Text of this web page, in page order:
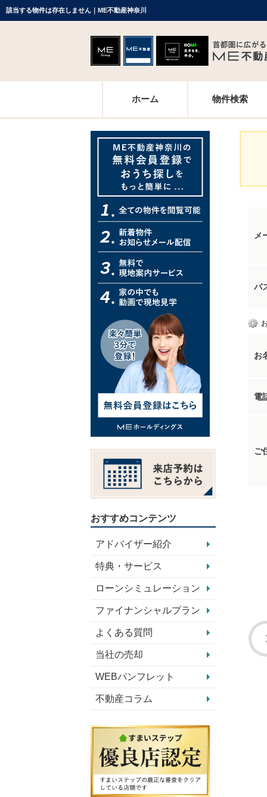
該当する物件は存在しません｜ME不動産神奈川
ホーム 物件検索
メ
パ
お
電
ご
おすすめコンテンツ
アドバイザー紹介
特典・サービス
ローンシミュレーション
ファイナンシャルプラン
よくある質問
当社の売却
WEBパンフレット
不動産コラム